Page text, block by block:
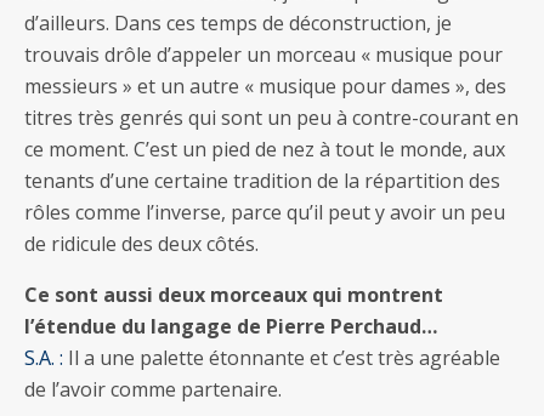
d’ailleurs. Dans ces temps de déconstruction, je
trouvais drôle d’appeler un morceau « musique pour
messieurs » et un autre « musique pour dames », des
titres très genrés qui sont un peu à contre-courant en
ce moment. C’est un pied de nez à tout le monde, aux
tenants d’une certaine tradition de la répartition des
rôles comme l’inverse, parce qu’il peut y avoir un peu
de ridicule des deux côtés.
Ce sont aussi deux morceaux qui montrent
l’étendue du langage de Pierre Perchaud…
S.A. : Il a une palette étonnante et c’est très agréable
de l’avoir comme partenaire.